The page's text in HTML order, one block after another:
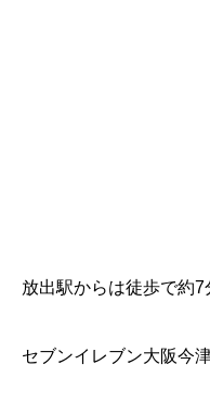
放出駅からは徒歩で約7
セブンイレブン大阪今